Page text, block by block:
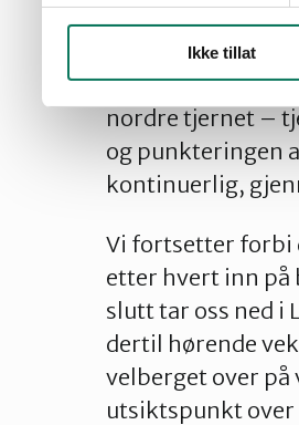
Ikke tillat
kraftgata, og så
terreng med
(sørover) og
nordre tjernet –
og punkteringen
kontinuerlig,
Vi fortsetter forbi
etter hvert inn på
slutt tar oss ned i
dertil hørende
velberget over
utsiktspunkt over